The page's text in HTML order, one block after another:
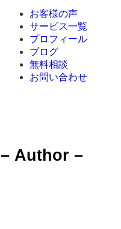
お客様の声
サービス一覧
プロフィール
ブログ
無料相談
お問い合わせ
– Author –